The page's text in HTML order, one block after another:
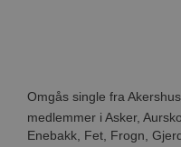
Omgås single fra
medlemmer i Asker,
Enebakk, Fet, Frogn,